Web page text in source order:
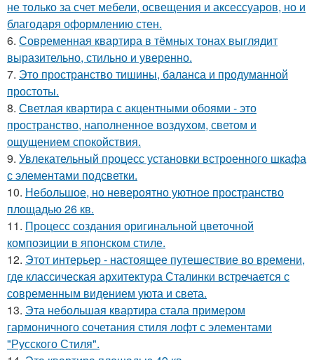
не только за счет мебели, освещения и аксессуаров, но и
благодаря оформлению стен.
6. Современная квартира в тёмных тонах выглядит
выразительно, стильно и уверенно.
7. Это пространство тишины, баланса и продуманной
простоты.
8. Светлая квартира с акцентными обоями - это
пространство, наполненное воздухом, светом и
ощущением спокойствия.
9. Увлекательный процесс установки встроенного шкафа
с элементами подсветки.
10. Небольшое, но невероятно уютное пространство
площадью 26 кв.
11. Процесс создания оригинальной цветочной
композиции в японском стиле.
12. Этот интерьер - настоящее путешествие во времени,
где классическая архитектура Сталинки встречается с
современным видением уюта и света.
13. Эта небольшая квартира стала примером
гармоничного сочетания стиля лофт с элементами
"Русского Стиля".